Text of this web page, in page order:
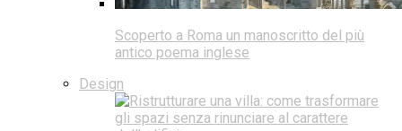
Scoperto a Roma un manoscritto del più
antico poema inglese
Design